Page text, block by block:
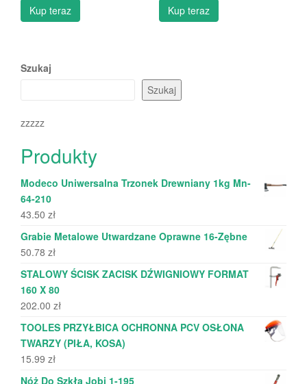
Kup teraz Kup teraz
Szukaj
Szukaj
zzzzz
Produkty
Modeco Uniwersalna Trzonek Drewniany 1kg Mn-
64-210
43.50 zł
Grabie Metalowe Utwardzane Oprawne 16-Zębne
50.78 zł
STALOWY ŚCISK ZACISK DŹWIGNIOWY FORMAT
160 X 80
202.00 zł
TOOLES PRZYŁBICA OCHRONNA PCV OSŁONA
TWARZY (PIŁA, KOSA)
15.99 zł
Nóż Do Szkła Jobi 1-195